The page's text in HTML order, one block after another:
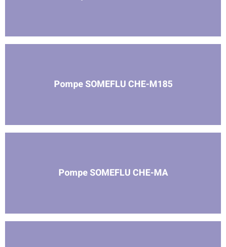
Pompe SOMEFLU CHE-M185
Pompe SOMEFLU CHE-MA